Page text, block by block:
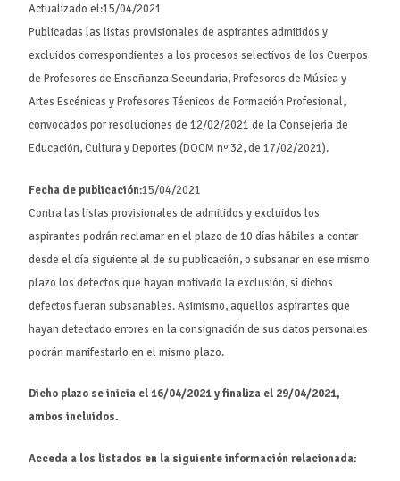
Actualizado el:15/04/2021
Publicadas las listas provisionales de aspirantes admitidos y
excluidos correspondientes a los procesos selectivos de los Cuerpos
de Profesores de Enseñanza Secundaria, Profesores de Música y
Artes Escénicas y Profesores Técnicos de Formación Profesional,
convocados por resoluciones de 12/02/2021 de la Consejería de
Educación, Cultura y Deportes (DOCM nº 32, de 17/02/2021).
Fecha de publicación:15/04/2021
Contra las listas provisionales de admitidos y excluidos los
aspirantes podrán reclamar en el plazo de 10 días hábiles a contar
desde el día siguiente al de su publicación, o subsanar en ese mismo
plazo los defectos que hayan motivado la exclusión, si dichos
defectos fueran subsanables. Asimismo, aquellos aspirantes que
hayan detectado errores en la consignación de sus datos personales
podrán manifestarlo en el mismo plazo.
Dicho plazo se inicia el 16/04/2021 y finaliza el 29/04/2021,
ambos incluidos.
Acceda a los listados en la siguiente información relacionada: